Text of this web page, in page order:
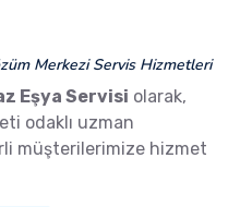
Merkezi Servis Hizmetleri
Eşya Servisi olarak,
odaklı uzman
müşterilerimize hizmet